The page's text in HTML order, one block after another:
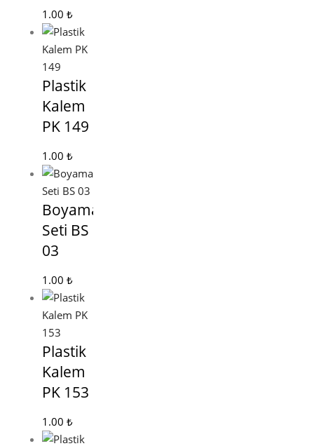
1.00 ₺
Plastik
Kalem
PK 149
1.00 ₺
Boyama
Seti BS
03
1.00 ₺
Plastik
Kalem
PK 153
1.00 ₺